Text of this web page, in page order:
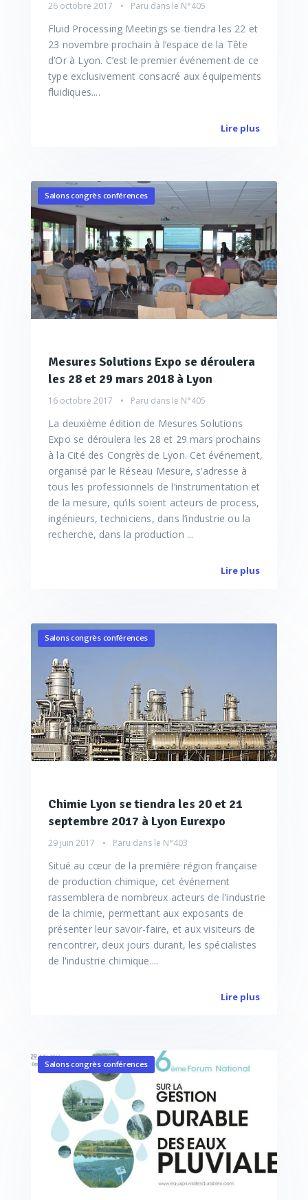
26 octobre 2017 Paru dans le N°405
Fluid Processing Meetings se tiendra les 22 et
23 novembre prochain à l’espace de la Tête
d’Or à Lyon. C’est le premier événement de ce
type exclusivement consacré aux équipements
fluidiques....
Lire plus
Salons congrès conférences
Mesures Solutions Expo se déroulera
les 28 et 29 mars 2018 à Lyon
16 octobre 2017 Paru dans le N°405
La deuxième édition de Mesures Solutions
Expo se déroulera les 28 et 29 mars prochains
à la Cité des Congrès de Lyon. Cet événement,
organisé par le Réseau Mesure, s’adresse à
tous les professionnels de l’instrumentation et
de la mesure, qu’ils soient acteurs de process,
ingénieurs, techniciens, dans l’industrie ou la
recherche, dans la production ...
Lire plus
Salons congrès conférences
Chimie Lyon se tiendra les 20 et 21
septembre 2017 à Lyon Eurexpo
29 juin 2017 Paru dans le N°403
Situé au cœur de la première région française
de production chimique, cet événement
rassemblera de nombreux acteurs de l'industrie
de la chimie, permettant aux exposants de
présenter leur savoir-faire, et aux visiteurs de
rencontrer, deux jours durant, les spécialistes
de l'industrie chimique....
Lire plus
Salons congrès conférences